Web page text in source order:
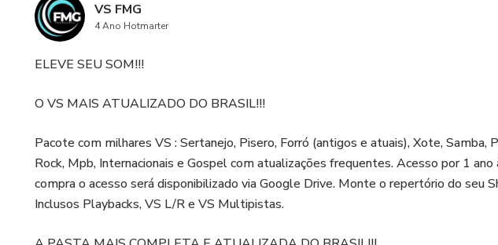
VS FMG
4 Ano Hotmarter
ELEVE SEU SOM!!!
O VS MAIS ATUALIZADO DO BRASIL!!!
Pacote com milhares VS : Sertanejo, Pisero, Forró (antigos e atuais), Xote, Samba,
Rock, Mpb, Internacionais e Gospel com atualizações frequentes. Acesso por 1
compra o acesso será disponibilizado via Google Drive. Monte o repertório do seu
Inclusos Playbacks, VS L/R e VS Multipistas.